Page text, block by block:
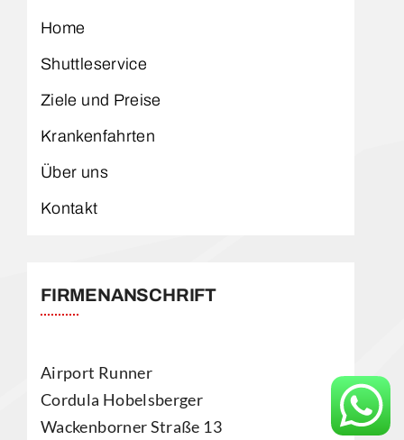
Home
Shuttleservice
Ziele und Preise
Krankenfahrten
Über uns
Kontakt
FIRMENANSCHRIFT
Airport Runner
Cordula Hobelsberger
Wackenborner Straße 13